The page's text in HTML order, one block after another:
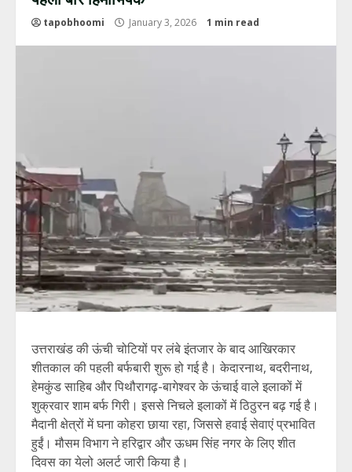
tapobhoomi January 3, 2026 1 min read
उत्तराखंड की ऊंची चोटियों पर लंबे इंतजार के बाद आखिरकार
शीतकाल की पहली बर्फबारी शुरू हो गई है। केदारनाथ, बदरीनाथ,
हेमकुंड साहिब और पिथौरागढ़-बागेश्वर के ऊंचाई वाले इलाकों में
शुक्रवार शाम बर्फ गिरी। इससे निचले इलाकों में ठिठुरन बढ़ गई है।
मैदानी क्षेत्रों में घना कोहरा छाया रहा, जिससे हवाई सेवाएं प्रभावित
हुईं। मौसम विभाग ने हरिद्वार और ऊधम सिंह नगर के लिए शीत
दिवस का येलो अलर्ट जारी किया है।